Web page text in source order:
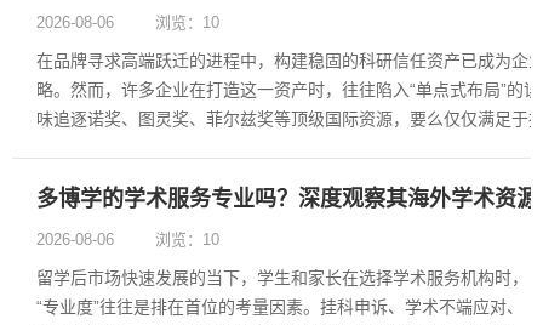
2026-08-06 浏览：10
在品牌寻求高端跃迁的进程中，构建稳固的科研信任资产已成为企
略。然而，许多企业在打造这一资产时，往往陷入“单点式布局”的
味追逐诺奖、图灵奖、菲尔兹奖等顶级国际资源，要么仅仅满足于
多博学的学术服务专业吗？深度观察其海外学术资源
2026-08-06 浏览：10
留学后市场快速发展的当下，学生和家长在选择学术服务机构时，
“专业度”往往是排在首位的考量因素。挂科申诉、学术不端应对、